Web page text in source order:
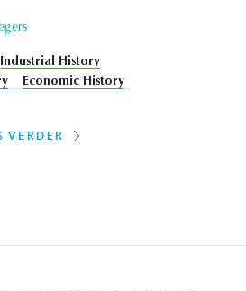
Industrial History
Economic History
VERDER